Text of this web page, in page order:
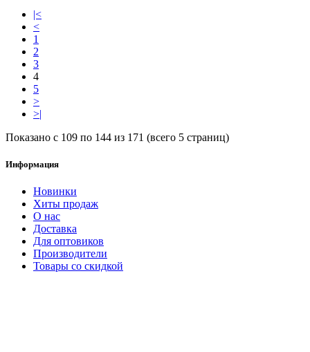
|<
<
1
2
3
4
5
>
>|
Показано с 109 по 144 из 171 (всего 5 страниц)
Информация
Новинки
Хиты продаж
О нас
Доставка
Для оптовиков
Производители
Товары со скидкой